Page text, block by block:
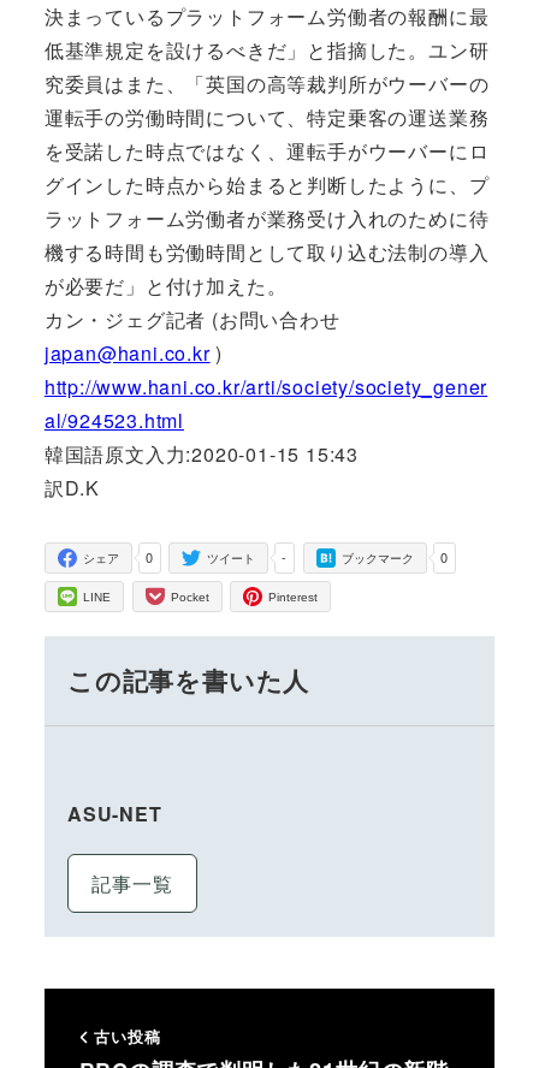
決まっているプラットフォーム労働者の報酬に最
低基準規定を設けるべきだ」と指摘した。ユン研
究委員はまた、「英国の高等裁判所がウーバーの
運転手の労働時間について、特定乗客の運送業務
を受諾した時点ではなく、運転手がウーバーにロ
グインした時点から始まると判断したように、プ
ラットフォーム労働者が業務受け入れのために待
機する時間も労働時間として取り込む法制の導入
が必要だ」と付け加えた。
カン・ジェグ記者 (お問い合わせ
japan@hani.co.kr)
http://www.hani.co.kr/arti/society/society_gener
al/924523.html
韓国語原文入力:2020-01-15 15:43
訳D.K
0
シェア -
ツイート 0
ブックマーク
LINE Pocket Pinterest
この記事を書いた人
ASU-NET
記事一覧
古い投稿